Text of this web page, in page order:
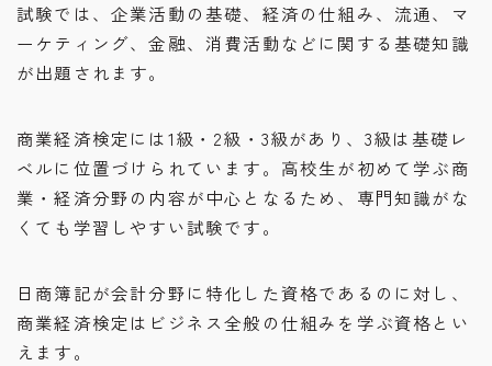
試験では、企業活動の基礎、経済の仕組み、流通、マ
ーケティング、金融、消費活動などに関する基礎知識
が出題されます。
商業経済検定には1級・2級・3級があり、3級は基礎レ
ベルに位置づけられています。高校生が初めて学ぶ商
業・経済分野の内容が中心となるため、専門知識がな
くても学習しやすい試験です。
日商簿記が会計分野に特化した資格であるのに対し、
商業経済検定はビジネス全般の仕組みを学ぶ資格とい
えます。